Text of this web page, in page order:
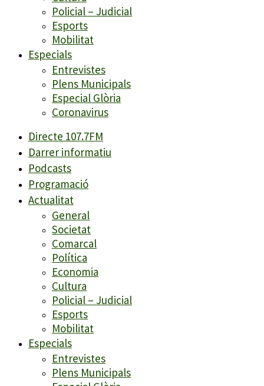
Policial – Judicial
Esports
Mobilitat
Especials
Entrevistes
Plens Municipals
Especial Glòria
Coronavirus
Directe 107.7FM
Darrer informatiu
Podcasts
Programació
Actualitat
General
Societat
Comarcal
Política
Economia
Cultura
Policial – Judicial
Esports
Mobilitat
Especials
Entrevistes
Plens Municipals